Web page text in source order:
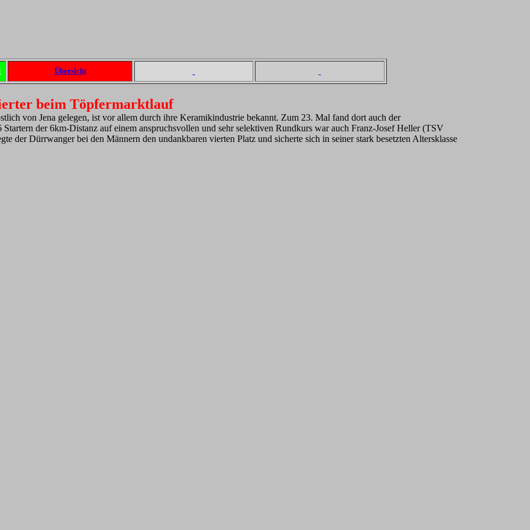
Übersicht
beim Töpfermarktlauf
von Jena gelegen, ist vor allem durch ihre Keramikindustrie bekannt. Zum 23. Mal fand dort auch der
der 6km-Distanz auf einem anspruchsvollen und sehr selektiven Rundkurs war auch Franz-Josef Heller (TSV
der Dürrwanger bei den Männern den undankbaren vierten Platz und sicherte sich in seiner stark besetzten Altersklasse